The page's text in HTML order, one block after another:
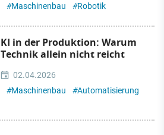
#Maschinenbau #Robotik
KI in der Produktion: Warum
Technik allein nicht reicht
02.04.2026
#Maschinenbau #Automatisierung